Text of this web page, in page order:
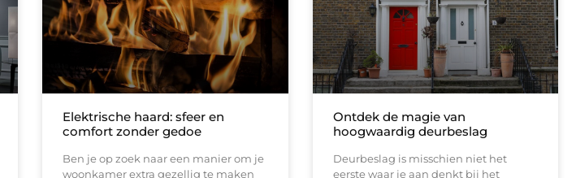
Elektrische haard: sfeer en
comfort zonder gedoe
Ben je op zoek naar een manier om je
woonkamer extra gezellig te maken
Ontdek de magie van
hoogwaardig deurbeslag
Deurbeslag is misschien niet het
eerste waar je aan denkt bij het